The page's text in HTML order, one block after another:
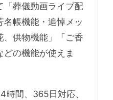
「葬儀動画ライブ配
帳機能・追悼メッ
、供物機能」「ご香
の機能が使えま
時間、365日対応、